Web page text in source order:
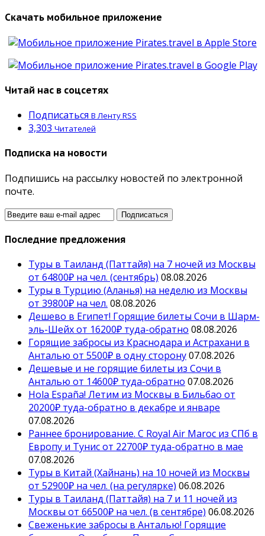
Скачать мобильное приложение
Читай нас в соцсетях
Подписаться В Ленту RSS
3,303 Читателей
Подписка на новости
Подпишись на рассылку новостей по электронной
почте.
Последние предложения
Туры в Таиланд (Паттайя) на 7 ночей из Москвы
от 64800₽ на чел. (сентябрь) 08.08.2026
Туры в Турцию (Аланья) на неделю из Москвы
от 39800₽ на чел. 08.08.2026
Дешево в Египет! Горящие билеты Сочи в Шарм-
эль-Шейх от 16200₽ туда-обратно 08.08.2026
Горящие забросы из Краснодара и Астрахани в
Анталью от 5500₽ в одну сторону07.08.2026
Дешевые и не горящие билеты из Сочи в
Анталью от 14600₽ туда-обратно 07.08.2026
Hola España! Летим из Москвы в Бильбао от
20200₽ туда-обратно в декабре и январе
07.08.2026
Раннее бронирование. С Royal Air Maroc из СПб в
Европу и Тунис от 22700₽ туда-обратно в мае
07.08.2026
Туры в Китай (Хайнань) на 10 ночей из Москвы
от 52900₽ на чел. (на регулярке) 06.08.2026
Туры в Таиланд (Паттайя) на 7 и 11 ночей из
Москвы от 66500₽ на чел. (в сентябре) 06.08.2026
Свеженькие забросы в Анталью! Горящие